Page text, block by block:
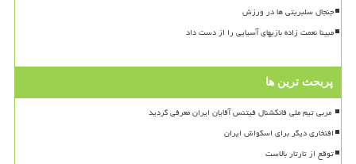
جنجال سلبریتی ها در ورزش
مبینا نعمت زاده بازیهای آسیایی را از دست داد
پربحث ترین ها
افتخاری دیگر برای اسکواش ایران
توقع از تارتار بالاست